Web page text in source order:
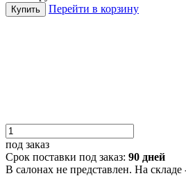
Перейти в корзину
под заказ
Срок поставки под заказ: 90 дней
В салонах не представлен. На